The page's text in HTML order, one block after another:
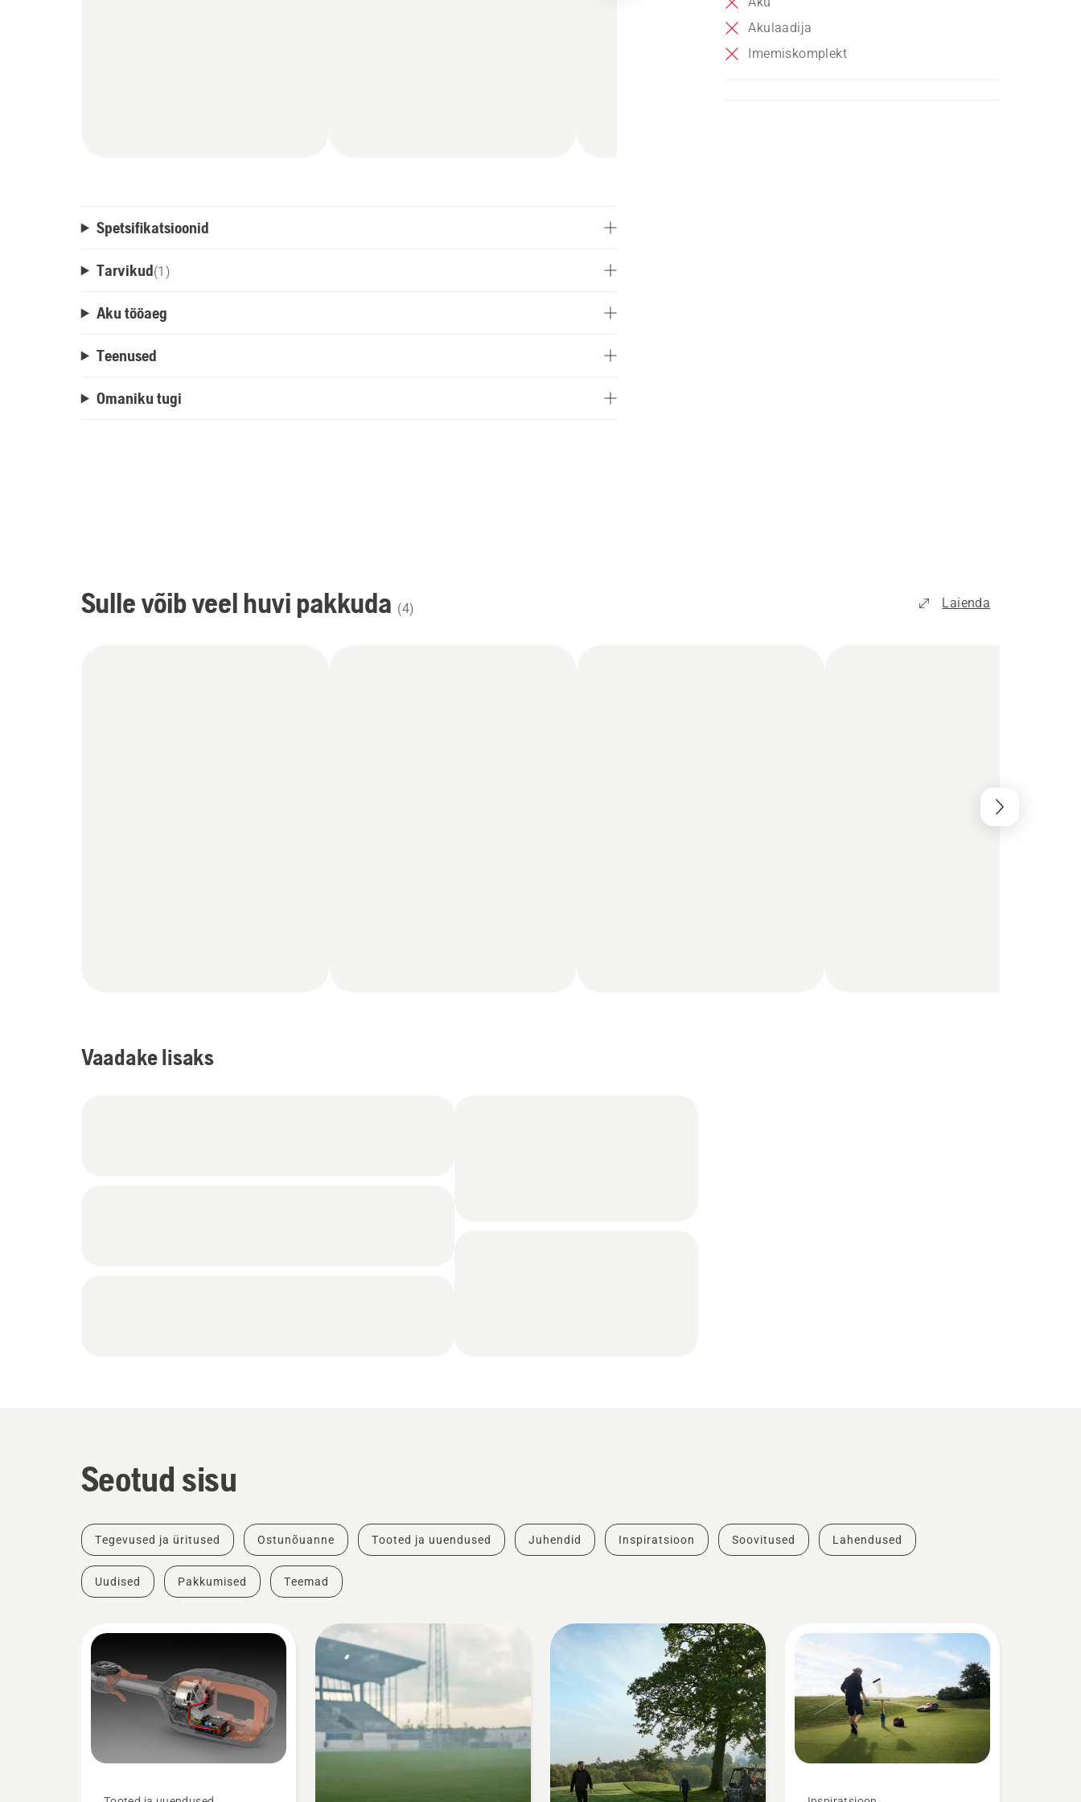
Akulaadija
Imemiskomplekt
Spetsifikatsioonid
Tarvikud(1 )
Aku tööaeg
Teenused
Omaniku tugi
Sulle võib veel huvi pakkuda (4) Laienda
Vaadake lisaks
Seotud sisu
Tegevused ja üritused Ostunõuanne Tooted ja uuendused Juhendid Inspiratsioon Soovitused Lahendused
Uudised Pakkumised Teemad